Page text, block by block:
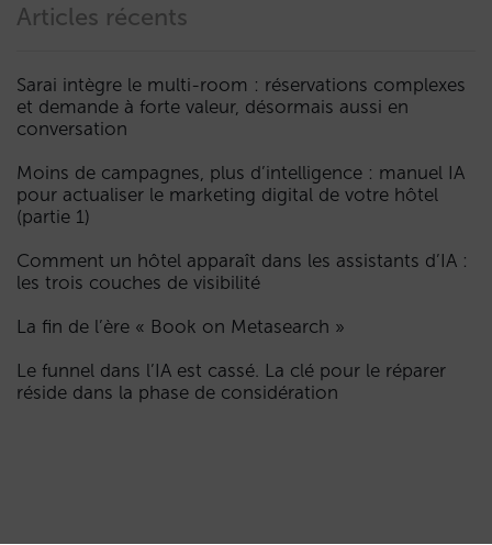
Articles récents
Sarai intègre le multi-room : réservations complexes
et demande à forte valeur, désormais aussi en
conversation
Moins de campagnes, plus d’intelligence : manuel IA
pour actualiser le marketing digital de votre hôtel
(partie 1)
Comment un hôtel apparaît dans les assistants d’IA :
les trois couches de visibilité
La fin de l’ère « Book on Metasearch »
Le funnel dans l’IA est cassé. La clé pour le réparer
réside dans la phase de considération